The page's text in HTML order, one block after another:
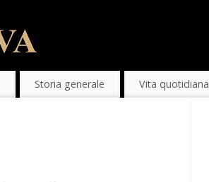
Storia generale Vita quotidiana